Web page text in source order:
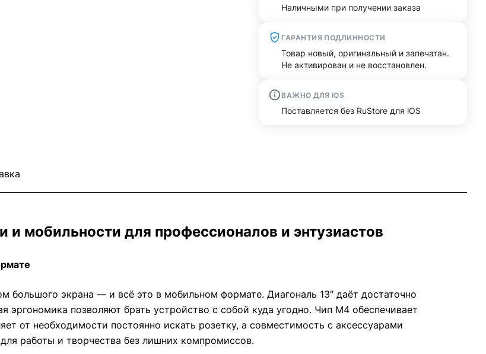
Наличными при получении заказа
ГАРАНТИЯ ПОДЛИННОСТИ
Товар новый, оригинальный и запечатан.
Не активирован и не восстановлен.
ВАЖНО ДЛЯ IOS
Поставляется без RuStore для iOS
мобильности для профессионалов и энтузиастов
большого экрана — и всё это в мобильном формате. Диагональ 13″ даёт достаточно
эргономика позволяют брать устройство с собой куда угодно. Чип M4 обеспечивает
от необходимости постоянно искать розетку, а совместимость с аксессуарами
работы и творчества без лишних компромиссов.